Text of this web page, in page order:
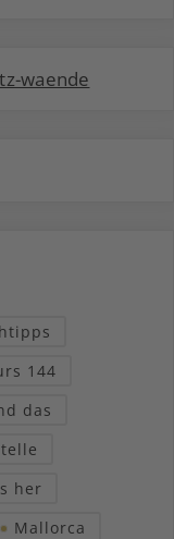
144
das
her
Mallorca